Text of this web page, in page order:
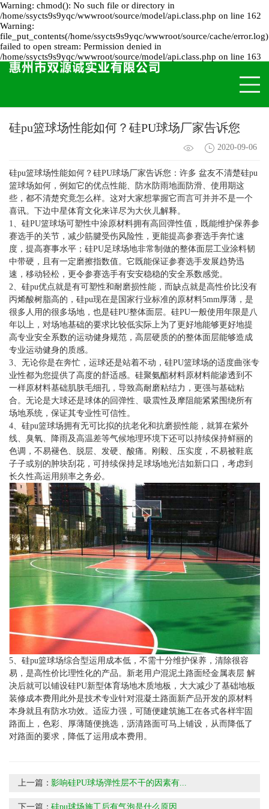
Warning: chmod(): No such file or directory in
/home/ssycts9s9yqc/wwwroot/source/model/api.class.php on line 162
Warning:
file_put_contents(/home/ssycts9s9yqc/wwwroot/source/cache/
failed to open stream: Permission denied in
/home/ssycts9s9yqc/wwwroot/source/model/api.class.php on line 163
硅pu篮球场性能如何？硅PU球场厂家告诉您
2020-09-06
硅pu篮球场性能如何？ 硅PU球场厂家告诉您：许多 盆友不清楚硅pu
篮球场如何，例如它的优点性能、防水防雨地面防滑、使用期这
些，都不清楚究竟怎么样。这对大家想掌握它而言可并并不是一个
喜讯。下边中星体育文化来详尽为大伙儿解释。
1、硅PU篮球场可塑性中涂原材料拥有高回弹性值，既能维护保养参
赛选手的关节，减少筋腱受伤风险性，更能提高参赛选手奔忙速
度，提高赛事水平；硅PU足球场地非常制做的整体面层工业涂料韧
中带硬，且有一定磨擦指数值。它既能保证参赛选手发展趋势迅
速，移动轻松，更令参赛选手有安安稳稳的安全系数感觉。
2、硅pu优点就是有可塑性和耐磨损性能，而缺点就是高性价比没有
丙烯酸树脂高的，硅pu现在是国家行业标准的原材料5mm厚薄，是
很多人用的很多场地，也是硅PU整体面层。硅PU一般使用年限是八
年以上，对场地基础的要求比较低实际上为了更好地能够更好地提
高专业安全系数的运动健身规范，高层硬质的的整体面层能够造成
专业运动健身的质感。
3、无论你是在奔忙，运球还是站着不动，硅PU篮球场的适度曲张专
业性都为您提供了高度的舒适感。硅聚氨酯材料原材料能渗透到不
一样原材料基础肌肤毛细孔，导致高耐磨粘结力，更强与基础粘
合。无论是大球还是球体的回弹性、吸震性及摩阻能紧紧围绕所有
场地系统，保证其专业性可信性。
4、硅pu篮球场拥有无可比拟的抗老化和抗磨损性能，就算在紫外
线、臭氧、降雨及高温差等气候地理环境下还可以持续保持鲜丽的
色调，不易褪色、脱层、发硬、酸痛。刚毅、压实度，不易被鞋底
子子或别的肿块刮花，可持续保持足球场地光洁如新口口，考虑到
长久性高运用頻率之务必。
5、硅pu篮球场综合型运用成本低，不需十分维护保养，清除很容
易，是高性价比理性化的产品。新老用户混泥土路面经金属表层 解
决后就可以铺设硅PU新型体育场地木质地板，大大减少了基础地板
装修成本费用此外是技术专业针对混凝土路面新产品开发的原材料
本身就且有防水功效。适应力强，可随便建筑施工在各式各样牢固
路面上，色彩、厚薄随便挑选，沥清路面可马上铺设，从而降低了
对路面的要求，降低了运用成本费用。
上一篇：影响硅PU球场弹性层不干的因素有...
下一篇：硅pu球场施工后有气泡是什么原因...